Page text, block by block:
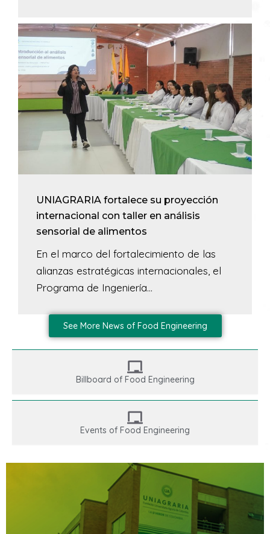
Billboard of Food Engineering
Events of Food Engineering
UNIAGRARIA fortalece su proyección
internacional con taller en análisis
sensorial de alimentos
En el marco del fortalecimiento de las
alianzas estratégicas internacionales, el
Programa de Ingeniería...
See More News of Food Engineering